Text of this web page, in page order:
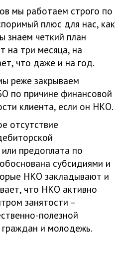
мы работаем строго по
плюс для нас, как
знаем четкий план
на три месяца, на
что даже и на год.
реже закрываем
по причине финансовой
клиента, если он НКО.
отсутствие
предоплата по
субсидиями и
НКО закладывают и
что НКО активно
занятости –
полезной
и молодежь.